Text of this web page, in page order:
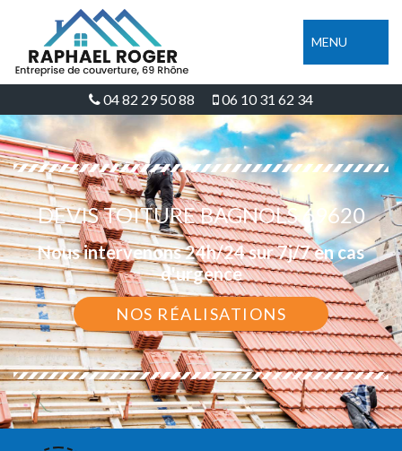
MENU
04 82 29 50 88 06 10 31 62 34
DEVIS TOITURE BAGNOLS 69620
Nous intervenons 24h/24 sur 7j/7 en cas
d'urgence
NOS RÉALISATIONS